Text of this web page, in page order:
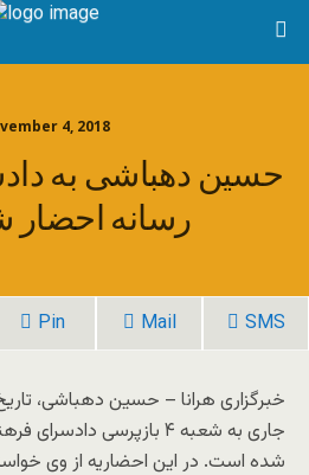
4, 2018
حسین دهباشی به
رسانه
Pin Mail SMS
خبرگزاری هرانا – حسین دهباشی،
جاری به شعبه ۴ بازپرسی
شده است. در این احضاریه از وی